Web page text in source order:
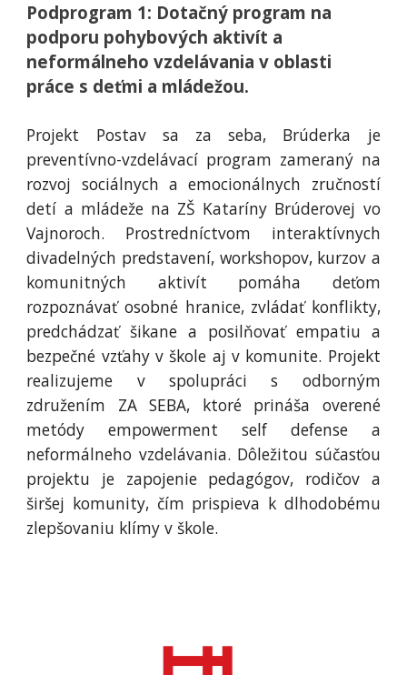
Podprogram 1: Dotačný program na
podporu pohybových aktivít a
neformálneho vzdelávania v oblasti
práce s deťmi a mládežou.
Projekt Postav sa za seba, Brúderka je
preventívno-vzdelávací program zameraný na
rozvoj sociálnych a emocionálnych zručností
detí a mládeže na ZŠ Kataríny Brúderovej vo
Vajnoroch. Prostredníctvom interaktívnych
divadelných predstavení, workshopov, kurzov a
komunitných aktivít pomáha deťom
rozpoznávať osobné hranice, zvládať konflikty,
predchádzať šikane a posilňovať empatiu a
bezpečné vzťahy v škole aj v komunite. Projekt
realizujeme v spolupráci s odborným
združením ZA SEBA, ktoré prináša overené
metódy empowerment self defense a
neformálneho vzdelávania. Dôležitou súčasťou
projektu je zapojenie pedagógov, rodičov a
širšej komunity, čím prispieva k dlhodobému
zlepšovaniu klímy v škole.